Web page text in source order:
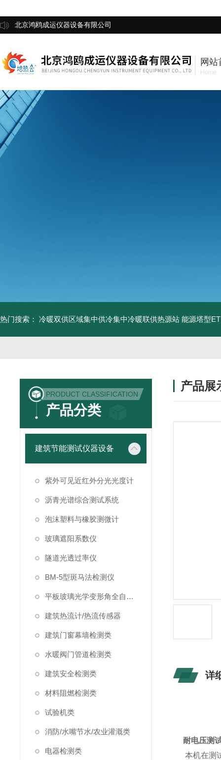
北京鸿鸥成运仪器设备有限公司
网站
Home
热门搜索： 冷暖双供区域集中供冷集中冷暖联供热源站 能源塔型
PRODUCT CLASSIFICATION
产品分类
建筑节能测试仪器设备
紫外可见近红外分光光度计
沥青光谱综合测试系统
泡沫塑料与橡胶测微计
玻璃遮阳系数仪
隧道光透过率仪
BM-5型斑马法检测仪
平板玻璃光学变形角全自动测试仪
建筑热流计/热流传感器
建筑门窗幕墙检测类
水暖阀门管道检测类
建筑安全检测类
材料阻燃检测类
试验机类
消防/水嘴节水/农业灌溉类
电器检测类
产品展
详
耐电压测
本机在测